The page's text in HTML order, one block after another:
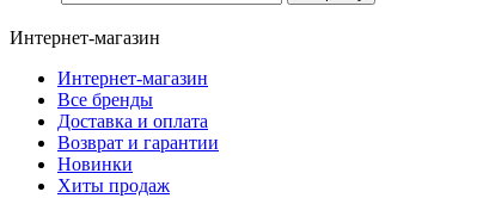
Интернет-магазин
Интернет-магазин
Все бренды
Доставка и оплата
Возврат и гарантии
Новинки
Хиты продаж